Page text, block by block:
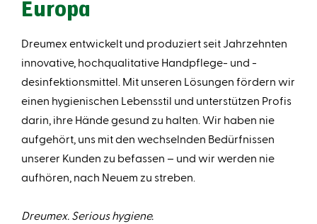
Europa
Dreumex entwickelt und produziert seit Jahrzehnten
innovative, hochqualitative Handpflege- und -
desinfektionsmittel. Mit unseren Lösungen fördern wir
einen hygienischen Lebensstil und unterstützen Profis
darin, ihre Hände gesund zu halten. Wir haben nie
aufgehört, uns mit den wechselnden Bedürfnissen
unserer Kunden zu befassen – und wir werden nie
aufhören, nach Neuem zu streben.
Dreumex. Serious hygiene.